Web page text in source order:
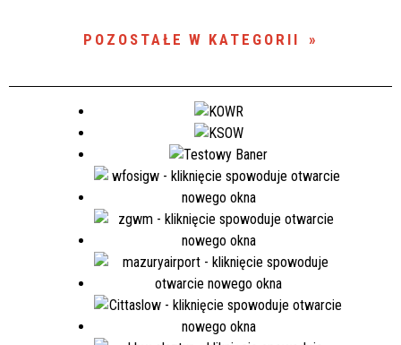
POZOSTAŁE W KATEGORII